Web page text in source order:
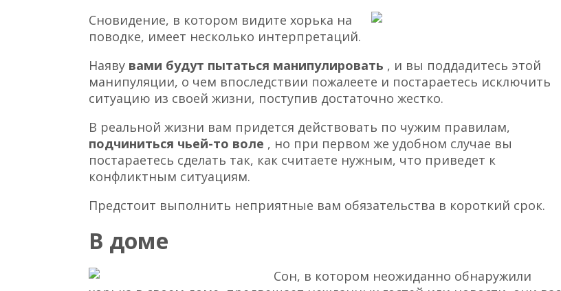
Сновидение, в котором видите хорька на
поводке, имеет несколько интерпретаций.
Наяву вами будут пытаться манипулировать , и вы поддадитесь этой
манипуляции, о чем впоследствии пожалеете и постараетесь исключить
ситуацию из своей жизни, поступив достаточно жестко.
В реальной жизни вам придется действовать по чужим правилам,
подчиниться чьей-то воле , но при первом же удобном случае вы
постараетесь сделать так, как считаете нужным, что приведет к
конфликтным ситуациям.
Предстоит выполнить неприятные вам обязательства в короткий срок.
В доме
Сон, в котором неожиданно обнаружили